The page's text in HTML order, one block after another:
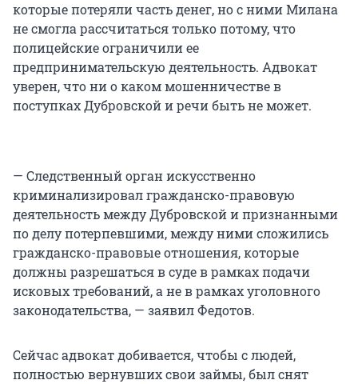
которые потеряли часть денег, но с ними Милана
не смогла рассчитаться только потому, что
полицейские ограничили ее
предпринимательскую деятельность. Адвокат
уверен, что ни о каком мошенничестве в
поступках Дубровской и речи быть не может.
— Следственный орган искусственно
криминализировал гражданско-правовую
деятельность между Дубровской и признанными
по делу потерпевшими, между ними сложились
гражданско-правовые отношения, которые
должны разрешаться в суде в рамках подачи
исковых требований, а не в рамках уголовного
законодательства, — заявил Федотов.
Сейчас адвокат добивается, чтобы с людей,
полностью вернувших свои займы, был снят